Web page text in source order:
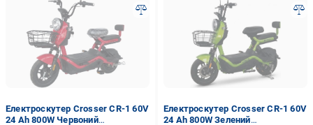
Електроскутер Crosser CR-1 60V
24 Ah 800W Червоний
Електроскутер Crosser CR-1 60V
24 Ah 800W Зелений